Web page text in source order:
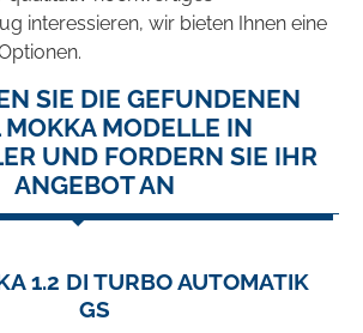
interessieren, wir bieten Ihnen eine
SIE DIE GEFUNDENEN
MOKKA MODELLE IN
UND FORDERN SIE IHR
ANGEBOT AN
1.2 DI TURBO AUTOMATIK
GS